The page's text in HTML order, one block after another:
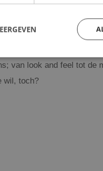
van look and feel tot
wil, toch?